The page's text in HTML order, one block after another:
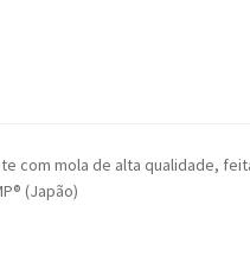
Navegação Nossos
com mola de alta qualidade,
(Japão)